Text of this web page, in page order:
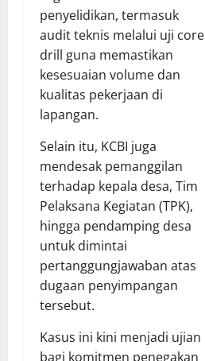
penyelidikan, termasuk
audit teknis melalui uji core
drill guna memastikan
kesesuaian volume dan
kualitas pekerjaan di
lapangan.
Selain itu, KCBI juga
mendesak pemanggilan
terhadap kepala desa, Tim
Pelaksana Kegiatan (TPK),
hingga pendamping desa
untuk dimintai
pertanggungjawaban atas
dugaan penyimpangan
tersebut.
Kasus ini kini menjadi ujian
bagi komitmen penegakan